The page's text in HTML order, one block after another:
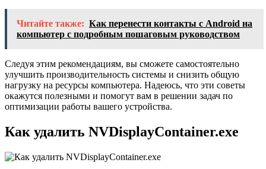
Читайте также: Как перенести контакты с Android на
компьютер с подробным пошаговым руководством
Следуя этим рекомендациям, вы сможете самостоятельно
улучшить производительность системы и снизить общую
нагрузку на ресурсы компьютера. Надеюсь, что эти советы
окажутся полезными и помогут вам в решении задач по
оптимизации работы вашего устройства.
Как удалить NVDisplayContainer.exe